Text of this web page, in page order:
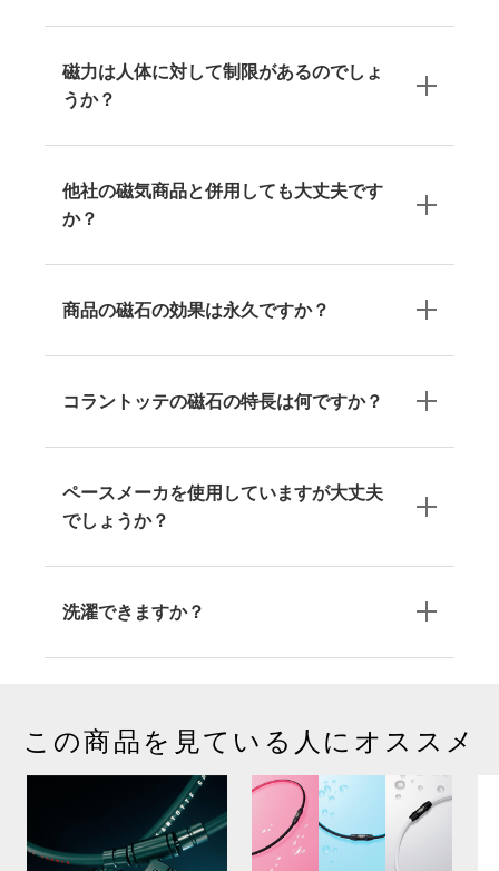
磁力は人体に対して制限があるのでしょ
うか？
他社の磁気商品と併用しても大丈夫です
か？
商品の磁石の効果は永久ですか？
コラントッテの磁石の特長は何ですか？
ペースメーカを使用していますが大丈夫
でしょうか？
洗濯できますか？
この商品を見ている人にオススメ